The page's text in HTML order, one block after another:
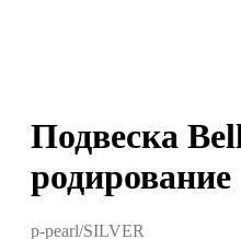
Подвеска
родирование
p-pearl/SILVER